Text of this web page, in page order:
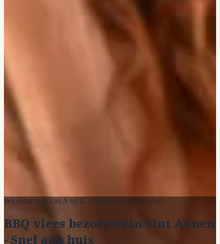
Wij ontzorgen van A tot Z, we doen zelfs de afwas!
BBQ vlees bezorgen in Sint Annen
- Snel aan huis